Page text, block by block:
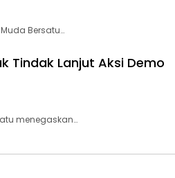
Bersatu…
Tindak Lanjut Aksi Demo
menegaskan…